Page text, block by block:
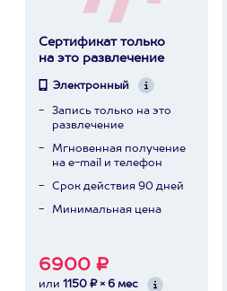
Сертификат только
на это развлечение
Электронный
Запись только на это
развлечение
Мгновенная получение
на e-mail и телефон
Срок действия 90 дней
Минимальная цена
6900 ₽
или 1150 ₽ × 6 мес